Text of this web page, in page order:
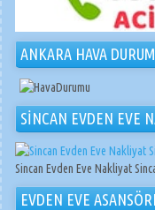
ANKARA HAVA
SİNCAN EVDEN EVE
Sincan Evden Eve Nakliyat
EVDEN EVE